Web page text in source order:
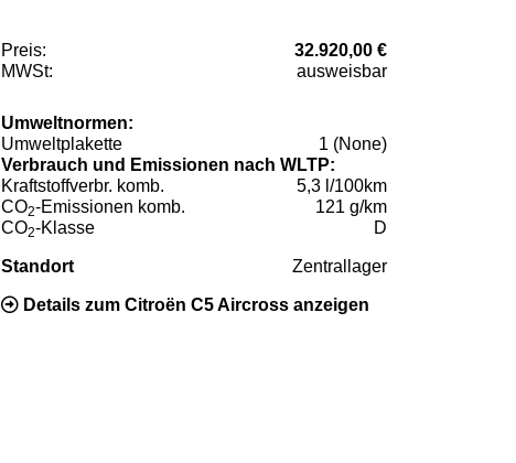
Preis:
32.920,00 €
MWSt:
ausweisbar
Umweltnormen:
Umweltplakette
1 (None)
Verbrauch und Emissionen nach WLTP:
Kraftstoffverbr. komb.
5,3 l/100km
CO2-Emissionen komb.
121 g/km
CO2-Klasse D
Standort Zentrallager
Details zum Citroën C5 Aircross anzeigen